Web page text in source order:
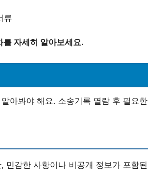
류
를 자세히 알아보세요.
아봐야 해요. 소송기록 열람 후 필요
민감한 사항이나 비공개 정보가 포함